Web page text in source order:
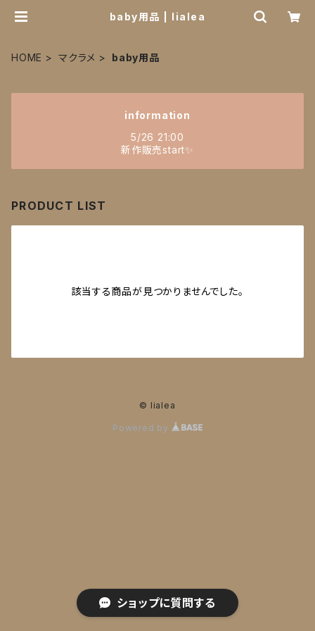
baby用品 | lialea
HOME マクラメ baby用品
information
5/26 21:00
新作販売start✨
PRODUCT LIST
該当する商品が見つかりませんでした。
© lialea
Powered by
ショップに質問する